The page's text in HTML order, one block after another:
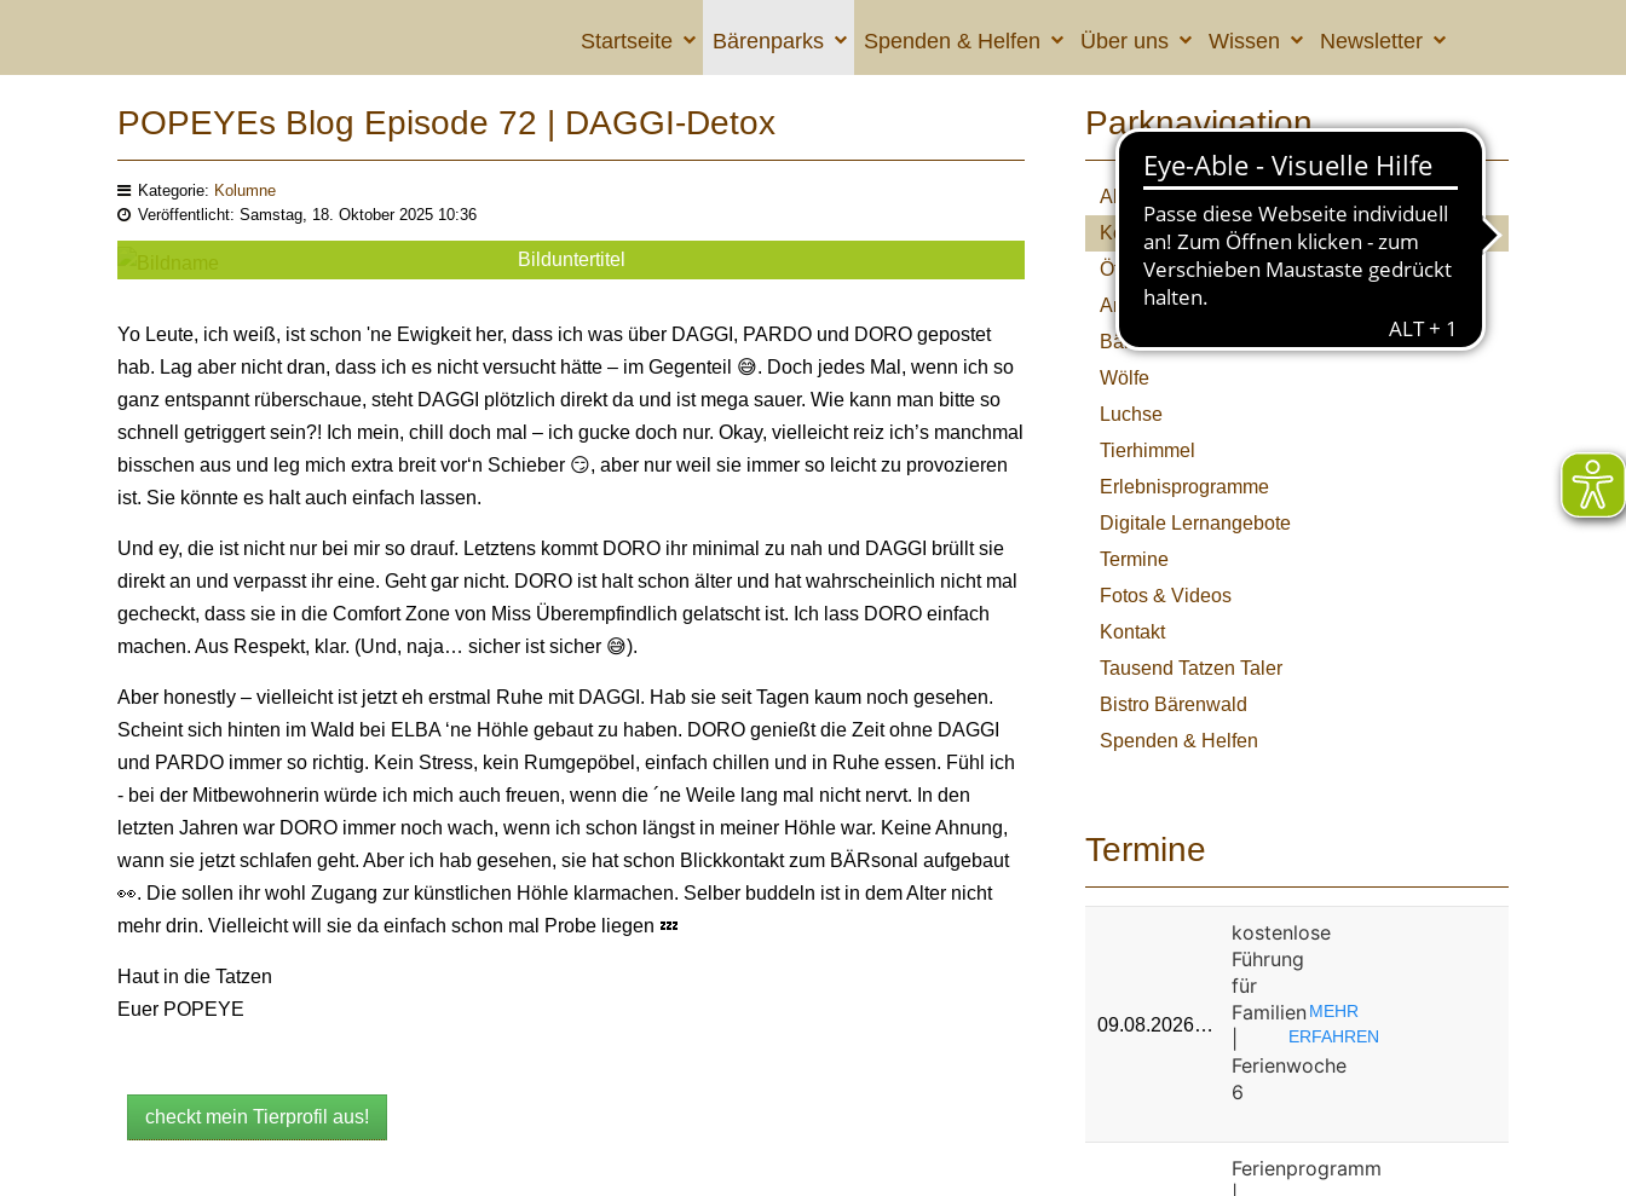
Startseite Bärenparks Spenden & Helfen Über uns Wissen Newsletter
POPEYEs Blog Episode 72 | DAGGI-Detox
Kategorie: Kolumne
Veröffentlicht: Samstag, 18. Oktober 2025 10:36
Bilduntertitel
Yo Leute, ich weiß, ist schon 'ne Ewigkeit her, dass ich was über DAGGI, PARDO und DORO gepostet
hab. Lag aber nicht dran, dass ich es nicht versucht hätte – im Gegenteil 😅. Doch jedes Mal, wenn ich so
ganz entspannt rüberschaue, steht DAGGI plötzlich direkt da und ist mega sauer. Wie kann man bitte so
schnell getriggert sein?! Ich mein, chill doch mal – ich gucke doch nur. Okay, vielleicht reiz ich’s manchmal
bisschen aus und leg mich extra breit vor‘n Schieber 😏, aber nur weil sie immer so leicht zu provozieren
ist. Sie könnte es halt auch einfach lassen.
Und ey, die ist nicht nur bei mir so drauf. Letztens kommt DORO ihr minimal zu nah und DAGGI brüllt sie
direkt an und verpasst ihr eine. Geht gar nicht. DORO ist halt schon älter und hat wahrscheinlich nicht mal
gecheckt, dass sie in die Comfort Zone von Miss Überempfindlich gelatscht ist. Ich lass DORO einfach
machen. Aus Respekt, klar. (Und, naja… sicher ist sicher 😅).
Aber honestly – vielleicht ist jetzt eh erstmal Ruhe mit DAGGI. Hab sie seit Tagen kaum noch gesehen.
Scheint sich hinten im Wald bei ELBA ‘ne Höhle gebaut zu haben. DORO genießt die Zeit ohne DAGGI
und PARDO immer so richtig. Kein Stress, kein Rumgepöbel, einfach chillen und in Ruhe essen. Fühl ich
- bei der Mitbewohnerin würde ich mich auch freuen, wenn die ´ne Weile lang mal nicht nervt. In den
letzten Jahren war DORO immer noch wach, wenn ich schon längst in meiner Höhle war. Keine Ahnung,
wann sie jetzt schlafen geht. Aber ich hab gesehen, sie hat schon Blickkontakt zum BÄRsonal aufgebaut
👀. Die sollen ihr wohl Zugang zur künstlichen Höhle klarmachen. Selber buddeln ist in dem Alter nicht
mehr drin. Vielleicht will sie da einfach schon mal Probe liegen 💤
Haut in die Tatzen
Euer POPEYE
checkt mein Tierprofil aus!
Parknavigation
Aktuelles
Kolumne
Öffnungszeiten & Preise
Anfahrt
Bären
Wölfe
Luchse
Tierhimmel
Erlebnisprogramme
Digitale Lernangebote
Termine
Fotos & Videos
Kontakt
Tausend Tatzen Taler
Bistro Bärenwald
Spenden & Helfen
Termine
09.08.2026…
kostenlose
Führung
für
Familien
Ferienwoche
6
MEHR
ERFAHREN
Ferienprogramm